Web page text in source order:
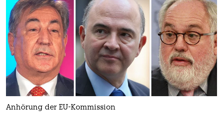
Anhörung der EU-Kommission